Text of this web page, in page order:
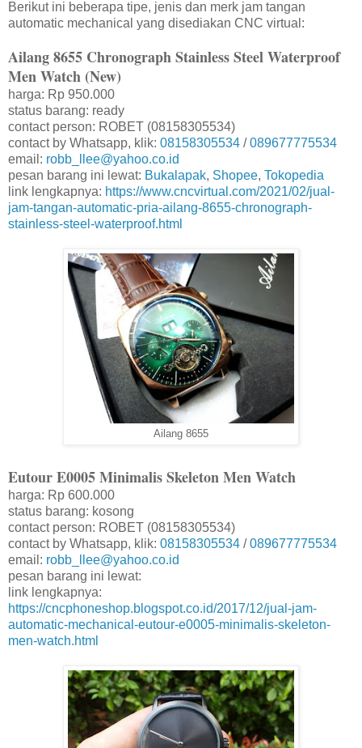
Berikut ini beberapa tipe, jenis dan merk jam tangan
automatic mechanical yang disediakan CNC virtual:
Ailang 8655 Chronograph Stainless Steel Waterproof
Men Watch (New)
harga: Rp 950.000
status barang: ready
contact person: ROBET (08158305534)
contact by Whatsapp, klik: 08158305534 /089677775534
email: robb_llee@yahoo.co.id
pesan barang ini lewat: Bukalapak, Shopee, Tokopedia
link lengkapnya: https://www.cncvirtual.com/2021/02/jual-
jam-tangan-automatic-pria-ailang-8655-chronograph-
stainless-steel-waterproof.html
Ailang 8655
Eutour E0005 Minimalis Skeleton Men Watch
harga: Rp 600.000
status barang: kosong
contact person: ROBET (08158305534)
contact by Whatsapp, klik: 08158305534 /089677775534
email: robb_llee@yahoo.co.id
pesan barang ini lewat:
link lengkapnya:
https://cncphoneshop.blogspot.co.id/2017/12/jual-jam-
automatic-mechanical-eutour-e0005-minimalis-skeleton-
men-watch.html